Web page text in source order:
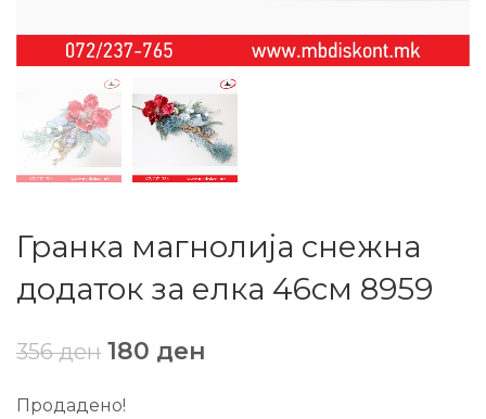
Гранка магнолија снежна
додаток за елка 46см 8959
356ден 180 ден
Продадено!